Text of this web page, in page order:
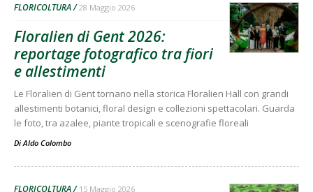
FLORICOLTURA 28 Maggio 2026
Floralien di Gent 2026:
reportage fotografico tra fiori
e allestimenti
Le Floralien di Gent tornano nella storica Floralien Hall con grandi
allestimenti botanici, floral design e collezioni spettacolari. Guarda
le foto, tra azalee, piante tropicali e scenografie floreali
Di Aldo Colombo
FLORICOLTURA 15 Maggio 2026